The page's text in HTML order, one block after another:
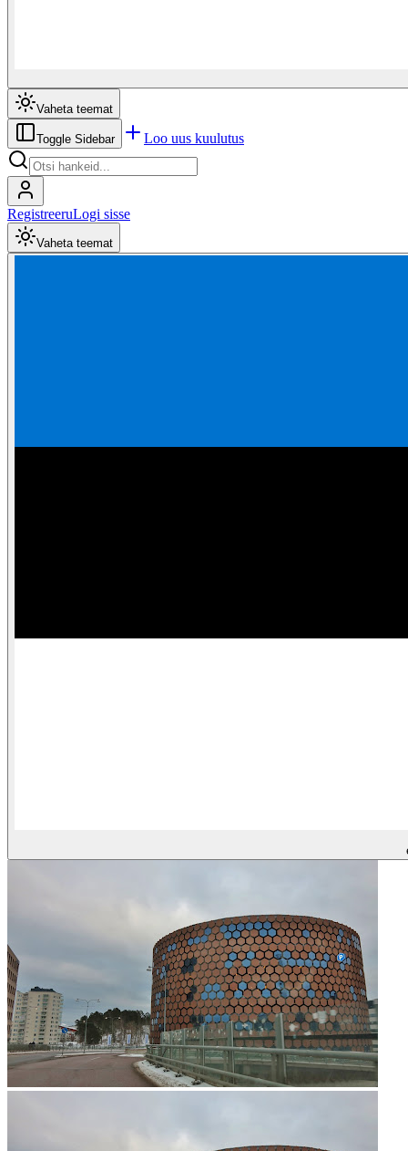
Vaheta teemat
Toggle Sidebar Loo uus kuulutus
RegistreeruLogi sisse
Vaheta teemat